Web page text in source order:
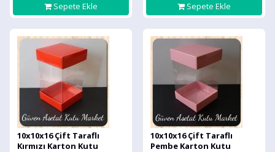
Sepete Ekle Sepete Ekle
10x10x16 Çift Taraflı
Kırmızı Karton Kutu
10x10x16 Çift Taraflı
Pembe Karton Kutu